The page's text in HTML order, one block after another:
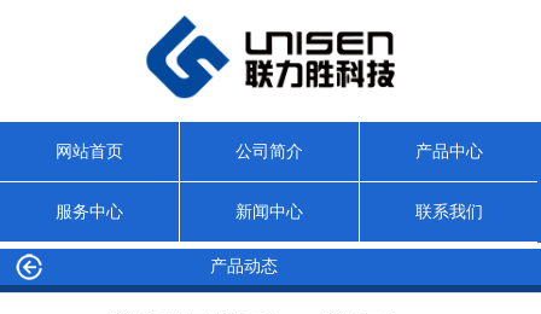
网站首页 公司简介 产品中心
服务中心 新闻中心 联系我们
产品动态